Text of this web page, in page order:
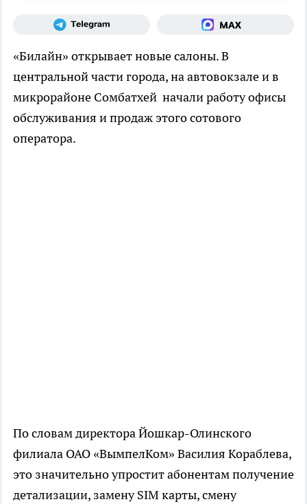
«Билайн» открывает новые салоны. В
центральной части города, на автовокзале и в
микрорайоне Сомбатхей начали работу офисы
обслуживания и продаж этого сотового
оператора.
По словам директора Йошкар-Олинского
филиала ОАО «ВымпелКом» Василия Кораблева,
это значительно упростит абонентам получение
детализации, замену SIM карты, смену